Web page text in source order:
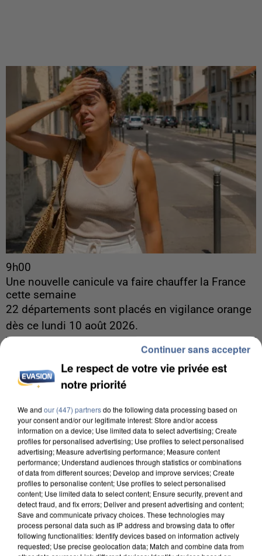
9h00
Une nouvelle canicule va faire chauffer la France
cette semaine
22 départements sont placés en vigilance orange
dès ce lundi 10 août 2026.
7 août 2026
Les données de 300 000 clients dérobées à
Le respect de votre vie privée est
notre priorité
We and our (447) partnersdo the following data processing based on
your consent and/or our legitimate interest: Store and/or access
information on a device; Use limited data to select advertising; Create
profiles for personalised advertising; Use profiles to select personalised
advertising; Measure advertising performance; Measure content
performance; Understand audiences through statistics or combinations
of data from different sources; Develop and improve services; Create
profiles to personalise content; Use profiles to select personalised
content; Use limited data to select content; Ensure security, prevent and
detect fraud, and fix errors; Deliver and present advertising and content;
Save and communicate privacy choices. These technologies may
process personal data such as IP address and browsing data to offer
following functionalities: Identify devices based on information actively
requested; Use precise geolocation data; Match and combine data from
Continuer sans accepter